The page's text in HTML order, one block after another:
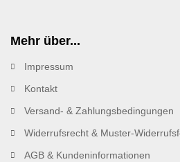
Mehr über...
Impressum
Kontakt
Versand- & Zahlungsbedingungen
Widerrufsrecht & Muster-
AGB & Kundeninformationen